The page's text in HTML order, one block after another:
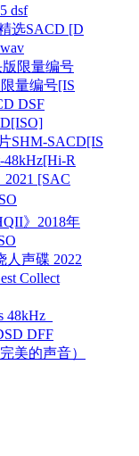
dsf
选SACD [D
限量编号
量编号[IS
DSF
SHM-SACD[IS
48kHz[Hi-R
[SAC
》2018年
人声碟 2022
Collect
DFF
美的声音）